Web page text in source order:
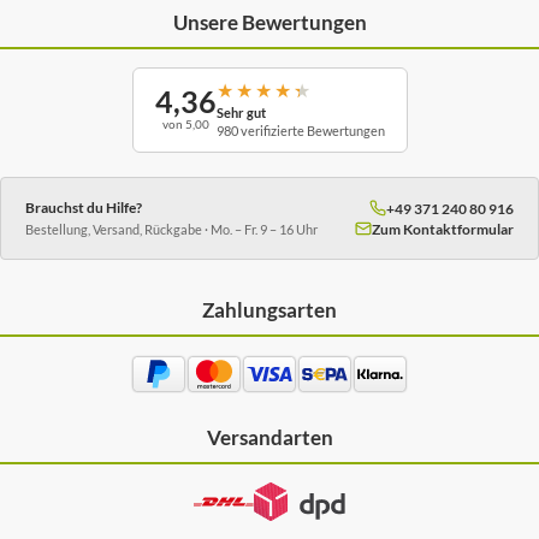
Unsere Bewertungen
4,36
von 5,00
★ ★ ★ ★ ★
Sehr gut
980 verifizierte Bewertungen
Brauchst du Hilfe?
Bestellung, Versand, Rückgabe · Mo. – Fr. 9 – 16 Uhr
+49 371 240 80 916
Zum Kontaktformular
Zahlungsarten
Versandarten